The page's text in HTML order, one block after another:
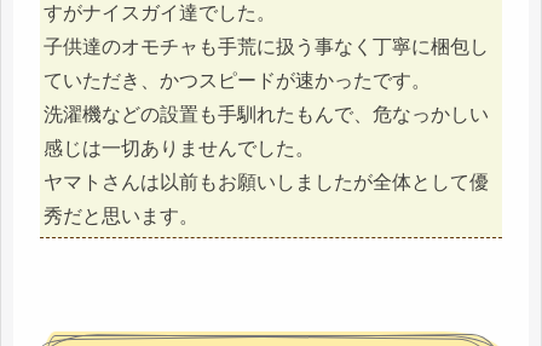
すがナイスガイ達でした。
子供達のオモチャも手荒に扱う事なく丁寧に梱包し
ていただき、かつスピードが速かったです。
洗濯機などの設置も手馴れたもんで、危なっかしい
感じは一切ありませんでした。
ヤマトさんは以前もお願いしましたが全体として優
秀だと思います。